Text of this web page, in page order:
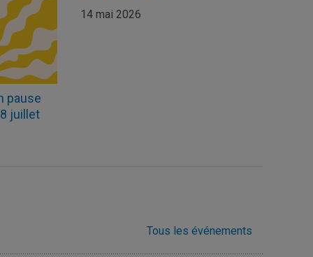
pause
juillet
14 mai 2026
Tous les événements